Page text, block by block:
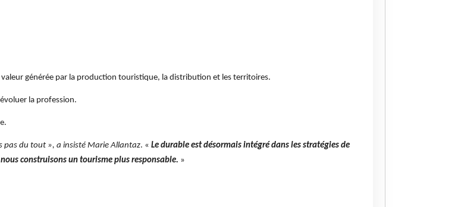
générée par la production touristique, la distribution et les territoires.
la profession.
pas du tout », a insisté Marie Allantaz. « Le durable est désormais intégré dans les stratégies de
construisons un tourisme plus responsable. »